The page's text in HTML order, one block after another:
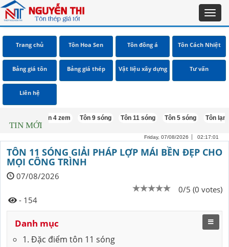
Trang chủ Tôn Hoa Sen Tôn đông á Tôn Cách Nhiệt
Bảng giá tôn Bảng giá thép Vật liệu xây dựng Tư vấn
Liên hệ
TIN MỚI
Tôn 4 zem Tôn 9 sóng Tôn 11 sóng Tôn 5 sóng Tôn lạnh
Friday, 07/08/2026 02:17:02
TÔN 11 SÓNG GIẢI PHÁP LỢP MÁI BỀN ĐẸP CHO
MỌI CÔNG TRÌNH
07/08/2026
0/5 (0 votes)
- 154
Danh mục
1. Đặc điểm tôn 11 sóng